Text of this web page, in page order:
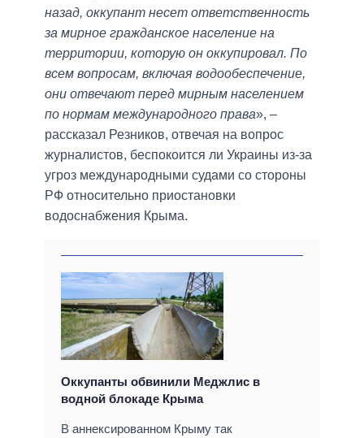
назад, оккупант несет ответственность
за мирное гражданское население на
территории, которую он оккупировал. По
всем вопросам, включая водообеспечение,
они отвечают перед мирным населением
по нормам международного права», –
рассказал Резников, отвечая на вопрос
журналистов, беспокоится ли Украины из-за
угроз международными судами со стороны
РФ относительно приостановки
водоснабжения Крыма.
Оккупанты обвинили Меджлис в
водной блокаде Крыма
В аннексированном Крыму так